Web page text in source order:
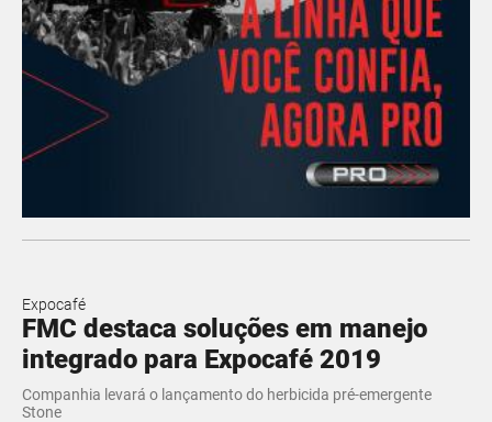
Expocafé
FMC destaca soluções em manejo
integrado para Expocafé 2019
Companhia levará o lançamento do herbicida pré-emergente
Stone